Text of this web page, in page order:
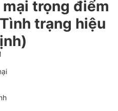
trọng điểm
trạng hiệu